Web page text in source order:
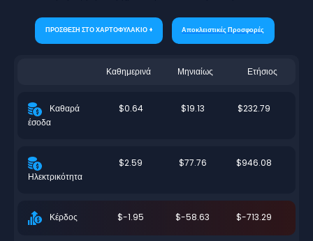
ΠΡΟΣΘΕΣΗ ΣΤΟ ΧΑΡΤΟΦΥΛΑΚΙΟ + Αποκλειστικές Προσφορές
Καθημερινά Μηνιαίως Ετήσιος
Καθαρά
έσοδα
$0.64 $19.13 $232.79
Ηλεκτρικότητα
$2.59 $77.76 $946.08
Κέρδος $-1.95 $-58.63 $-713.29